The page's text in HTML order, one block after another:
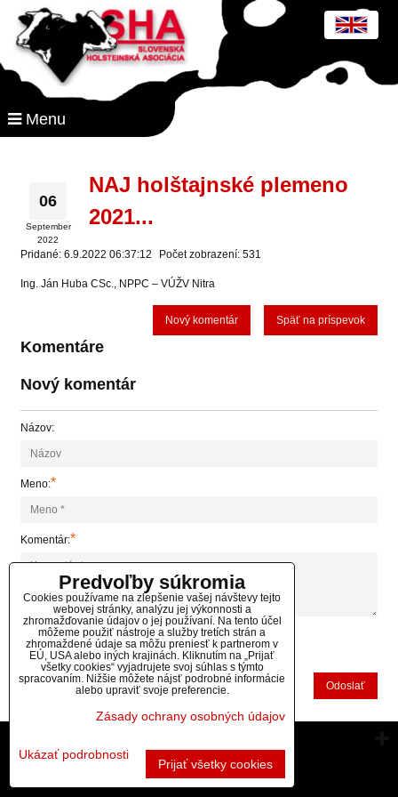
Menu
06
September
2022
NAJ holštajnské plemeno
2021...
Pridané: 6.9.2022 06:37:12 Počet zobrazení: 531
Ing. Ján Huba CSc., NPPC – VÚŽV Nitra
Späť na príspevok
Nový komentár
Komentáre
Nový komentár
Názov:
Meno:*
Komentár:*
(Povinné)
Odoslať
Predvoľby súkromia
Cookies používame na zlepšenie vašej návštevy tejto
webovej stránky, analýzu jej výkonnosti a
zhromažďovanie údajov o jej používaní. Na tento účel
môžeme použiť nástroje a služby tretích strán a
zhromaždené údaje sa môžu preniesť k partnerom v
EÚ, USA alebo iných krajinách. Kliknutím na „Prijať
všetky cookies“ vyjadrujete svoj súhlas s týmto
spracovaním. Nižšie môžete nájsť podrobné informácie
alebo upraviť svoje preferencie.
Zásady ochrany osobných údajov
Ukázať podrobnosti
Prijať všetky cookies